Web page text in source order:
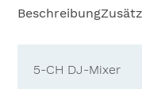
Beschreibung
5-CH DJ-Mixer